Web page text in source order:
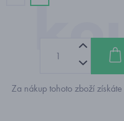
Za nákup tohoto zboží získáte